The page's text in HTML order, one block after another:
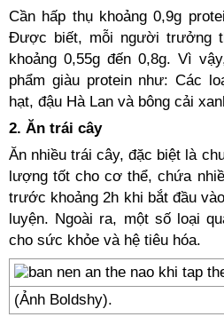
Cần hấp thụ khoảng 0,9g
Được biết, mỗi người trưởng
khoảng 0,55g đến 0,8g. Vì
phẩm giàu protein như: Các
hạt, đậu Hà Lan và bông cải
2. Ăn trái cây
Ăn nhiều trái cây, đặc biệt là
lượng tốt cho cơ thể, chứa
trước khoảng 2h khi bắt đầu
luyện. Ngoài ra, một số loại
cho sức khỏe và hệ tiêu hóa.
(Ảnh Boldshy).